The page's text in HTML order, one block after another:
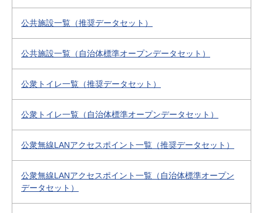
公共施設一覧（推奨データセット）
公共施設一覧（自治体標準オープンデータセット）
公衆トイレ一覧（推奨データセット）
公衆トイレ一覧（自治体標準オープンデータセット）
公衆無線LANアクセスポイント一覧（推奨データセット）
公衆無線LANアクセスポイント一覧（自治体標準オープン
データセット）